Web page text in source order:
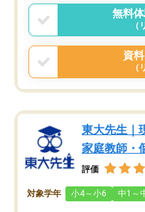
無料
（
資
（
東大先生｜
家庭教師・
評価
対象学年 小4～小6 中1～